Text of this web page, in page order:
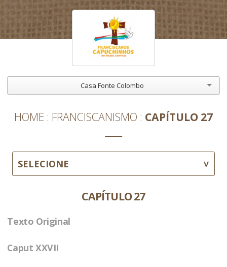
Casa Fonte Colombo
HOME FRANCISCANISMO CAPÍTULO 27
SELECIONE
CAPÍTULO 27
Texto Original
Caput XXVII